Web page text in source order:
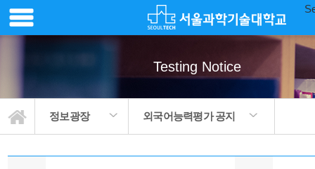
Testing Notice
정보광장 외국어능력평가 공지